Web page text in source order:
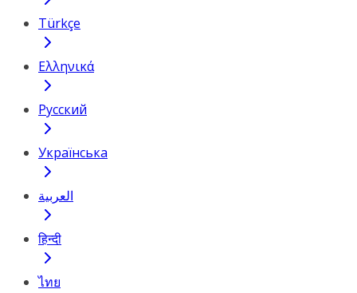
Türkçe
Ελληνικά
Русский
Українська
العربية
हिन्दी
ไทย